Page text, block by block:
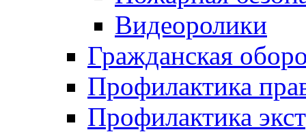
Видеоролики
Гражданская
Профилактика
Профилактика